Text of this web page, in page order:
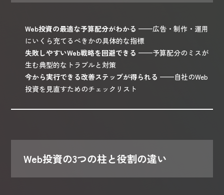
Web投資の最適な予算配分がわかる ——広告・制作・運用
にいくら充てるべきかの具体的な指標
失敗しやすいWeb戦略を回避できる ——予算配分のミスが
生む典型的なトラブルと対策
今から実行できる改善ステップが得られる ——自社のWeb
投資を見直すためのチェックリスト
Web投資の3つの柱と役割の違い